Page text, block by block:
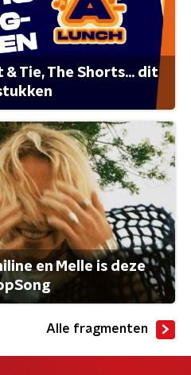
& Tie, The Shorts... dit
en Melle is deze
Alle fragmenten